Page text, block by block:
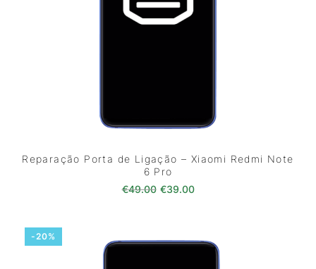
Reparação Porta de Ligação – Xiaomi Redmi Note
6 Pro
€49.00 O preço original era: €49.00.
€39.00O preço atual é:
-20%